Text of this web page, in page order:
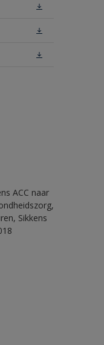
ACC naar
Sikkens